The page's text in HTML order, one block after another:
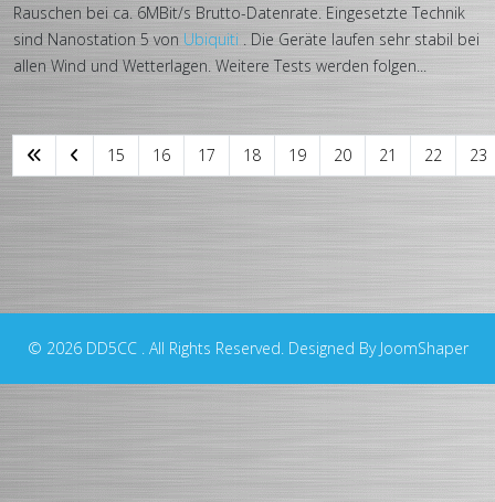
Rauschen bei ca. 6MBit/s Brutto-Datenrate. Eingesetzte Technik
sind Nanostation 5 von Ubiquiti . Die Geräte laufen sehr stabil bei
allen Wind und Wetterlagen. Weitere Tests werden folgen...
15 16 17 18 19 20 21 22 23
© 2026 DD5CC . All Rights Reserved. Designed By JoomShaper